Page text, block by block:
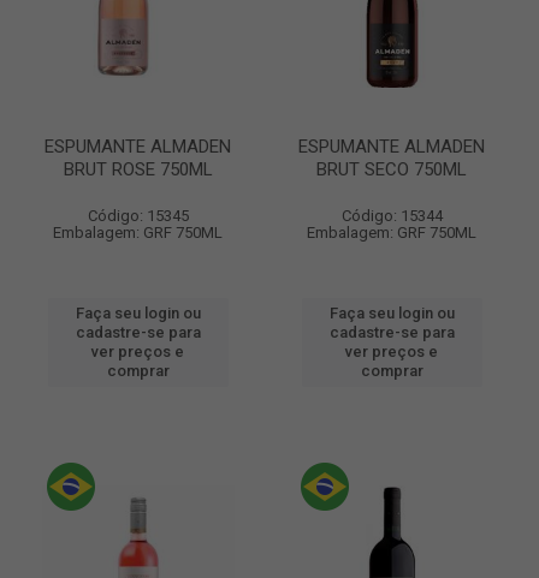
ESPUMANTE ALMADEN
BRUT ROSE 750ML
Código: 15345
Embalagem: GRF 750ML
Faça seu login ou
cadastre-se para
ver preços e
comprar
ESPUMANTE ALMADEN
BRUT SECO 750ML
Código: 15344
Embalagem: GRF 750ML
Faça seu login ou
cadastre-se para
ver preços e
comprar